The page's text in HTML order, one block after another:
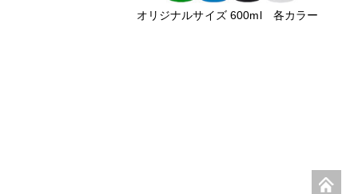
オリジナルサイズ 600ml 各カラー